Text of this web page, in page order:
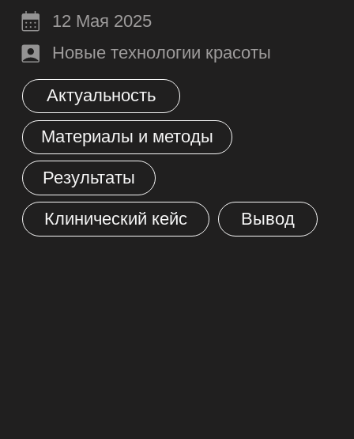
Материалы и методы
Результаты
Клинический кейс